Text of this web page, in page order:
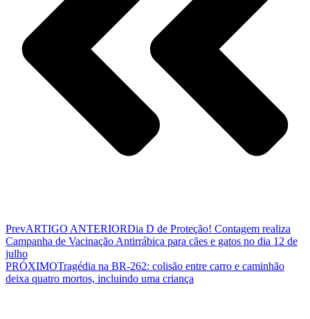
PrevARTIGO ANTERIORDia D de Proteção! Contagem realiza
Campanha de Vacinação Antirrábica para cães e gatos no dia 12 de
julho
PRÓXIMOTragédia na BR-262: colisão entre carro e caminhão
deixa quatro mortos, incluindo uma criança